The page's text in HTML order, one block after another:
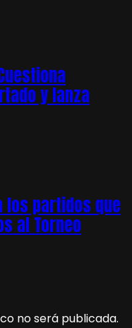
y lanza
los partidos que
al Torneo
no será publicada.